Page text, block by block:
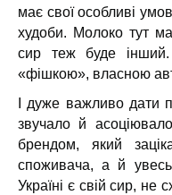
має свої особливі
худоби. Молоко тут
сир теж буде
«фішкою», власною
І дуже важливо дати
звучало й
брендом, який
споживача, а й
Україні є свій сир, не